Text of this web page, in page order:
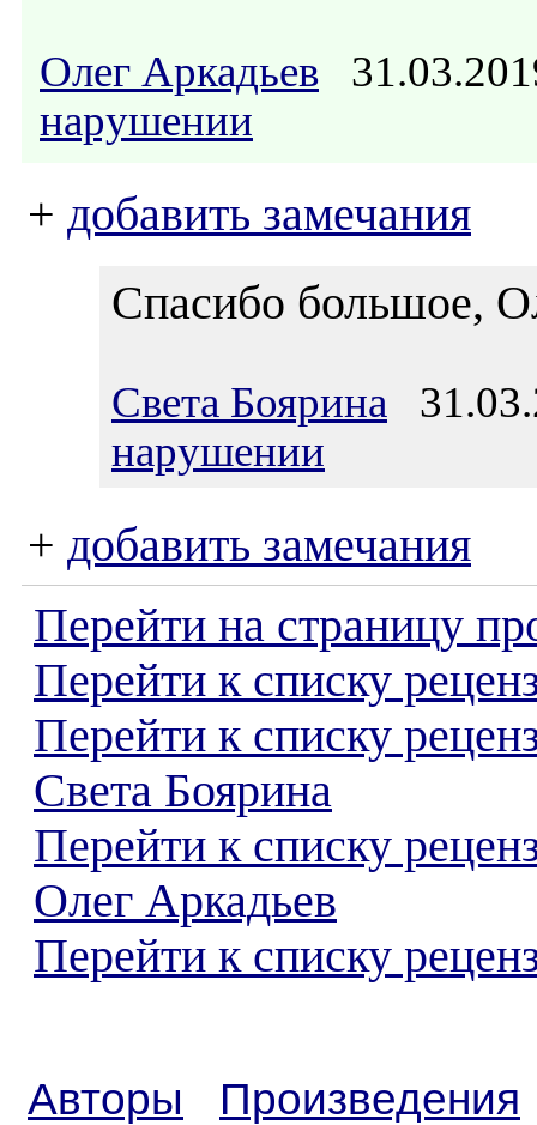
Олег Аркадьев
нарушении
+ добавить замечания
Спасибо большое,
Света Боярина
нарушении
+ добавить замечания
Перейти на страницу
Перейти к списку
Перейти к списку
Света Боярина
Перейти к списку
Олег Аркадьев
Перейти к списку
Авторы
Произведения